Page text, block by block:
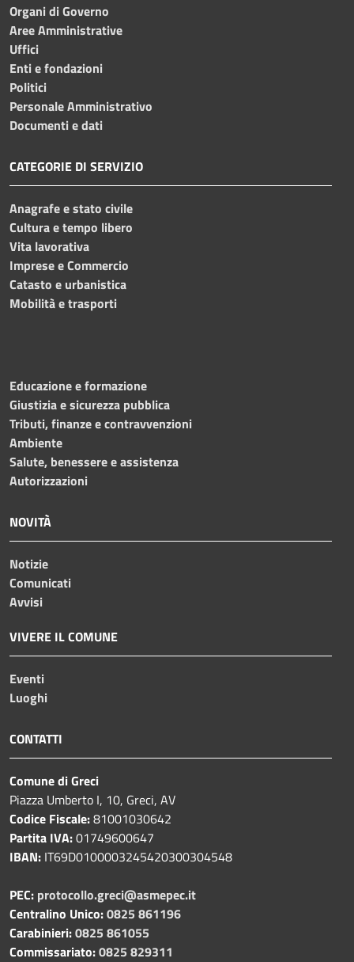
Organi di Governo
Aree Amministrative
Uffici
Enti e fondazioni
Politici
Personale Amministrativo
Documenti e dati
CATEGORIE DI SERVIZIO
Anagrafe e stato civile
Cultura e tempo libero
Vita lavorativa
Imprese e Commercio
Catasto e urbanistica
Mobilità e trasporti
Educazione e formazione
Giustizia e sicurezza pubblica
Tributi, finanze e contravvenzioni
Ambiente
Salute, benessere e assistenza
Autorizzazioni
NOVITÀ
Notizie
Comunicati
Avvisi
VIVERE IL COMUNE
Eventi
Luoghi
CONTATTI
Comune di Greci
Piazza Umberto I, 10, Greci, AV
Codice Fiscale:81001030642
Partita IVA:01749600647
IBAN: IT69D0100003245420300304548
PEC: protocollo.greci@asmepec.it
Centralino Unico:0825 861196
Carabinieri:0825 861055
Commissariato:0825 829311